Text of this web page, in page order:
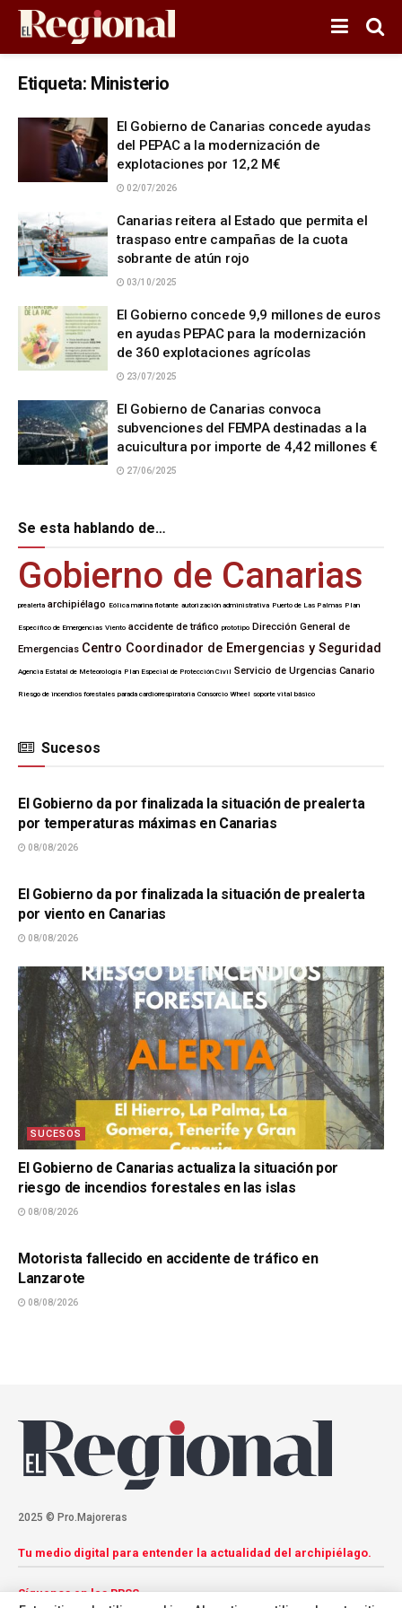
Etiqueta: Ministerio
El Gobierno de Canarias concede ayudas
del PEPAC a la modernización de
explotaciones por 12,2 M€
02/07/2026
Canarias reitera al Estado que permita el
traspaso entre campañas de la cuota
sobrante de atún rojo
03/10/2025
El Gobierno concede 9,9 millones de euros
en ayudas PEPAC para la modernización
de 360 explotaciones agrícolas
23/07/2025
El Gobierno de Canarias convoca
subvenciones del FEMPA destinadas a la
acuicultura por importe de 4,42 millones €
27/06/2025
Se esta hablando de…
Gobierno de Canarias
prealerta archipiélago Eólica marina flotante autorización administrativa Puerto de Las Palmas Plan
Específico de Emergencias Viento accidente de tráfico prototipo Dirección General de
Emergencias Centro Coordinador de Emergencias y Seguridad
Agencia Estatal de Meteorología Plan Especial de Protección Civil Servicio de Urgencias Canario
Riesgo de incendios forestales parada cardiorrespiratoria Consorcio Wheel soporte vital básico
Sucesos
SUCESOS
El Gobierno da por finalizada la situación de prealerta
por temperaturas máximas en Canarias
08/08/2026
El Gobierno da por finalizada la situación de prealerta
por viento en Canarias
08/08/2026
SUCESOS
El Gobierno de Canarias actualiza la situación por
riesgo de incendios forestales en las islas
08/08/2026
Motorista fallecido en accidente de tráfico en
Lanzarote
08/08/2026
2025 © Pro.Majoreras
Tu medio digital para entender la actualidad del archipiélago.
Síguenos en las RRSS